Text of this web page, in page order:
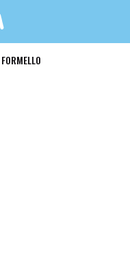
FORMELLO